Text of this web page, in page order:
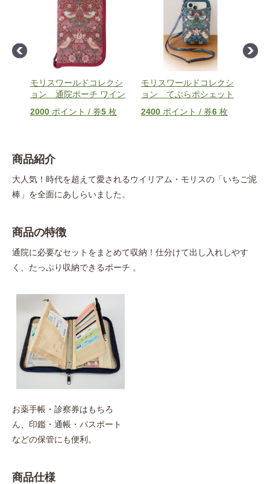
モリスワールドコレクシ
ョン 通院ポーチ ワイン
2000 ポイント / 券5 枚
モリスワールドコレクシ
ョン てぶらポシェット
2400 ポイント / 券6 枚
商品紹介
大人気！時代を超えて愛されるウイリアム・モリスの「いちご泥
棒」を全面にあしらいました。
商品の特徴
通院に必要なセットをまとめて収納！仕分けて出し入れしやす
く、たっぷり収納できるポーチ 。
お薬手帳・診察券はもちろ
ん、印鑑・通帳・パスポート
などの保管にも便利。
商品仕様